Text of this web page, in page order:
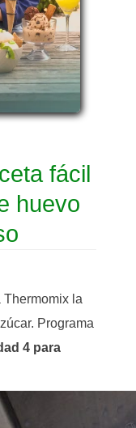
fácil
huevo
la
Programa
4 para